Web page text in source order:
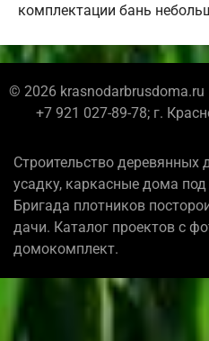
комплектации бань
© 2026 krasnodarbrusdoma.ru
+7 921 027-89-78; г.
Строительство
усадку, каркасные дома
Бригада плотников
дачи. Каталог проектов с
домокомплект.